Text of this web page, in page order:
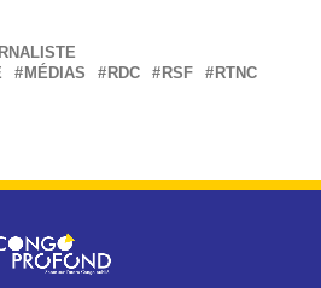
MÉDIAS RDC RSF
RTNC